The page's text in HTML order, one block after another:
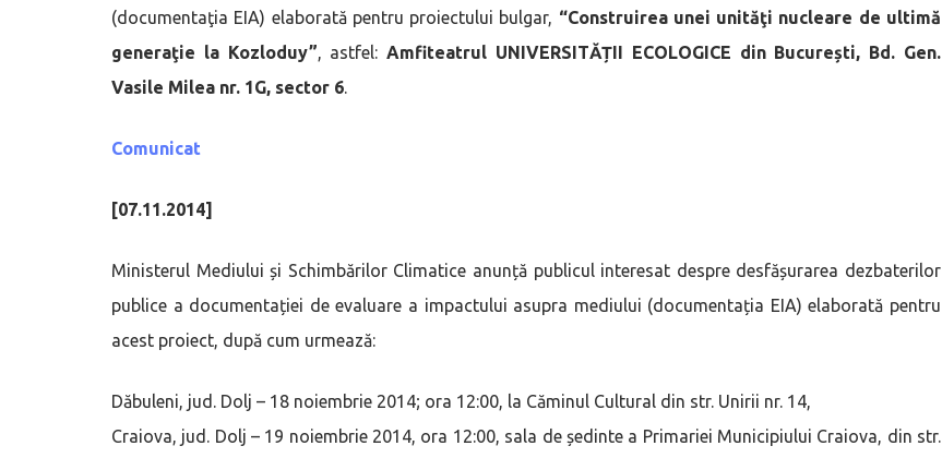
(documentaţia EIA) elaborată pentru proiectului bulgar, “Construirea unei unităţi nucleare de ultimă
generaţie la Kozloduy”, astfel:Amfiteatrul UNIVERSITĂȚII ECOLOGICE din București, Bd. Gen.
Vasile Milea nr. 1G, sector 6.
Comunicat
[07.11.2014]
Ministerul Mediului și Schimbărilor Climatice anunță publicul interesat despre desfășurarea dezbaterilor
publice a documentației de evaluare a impactului asupra mediului (documentația EIA) elaborată pentru
acest proiect, după cum urmează:
Dăbuleni, jud. Dolj – 18 noiembrie 2014; ora 12:00, la Căminul Cultural din str. Unirii nr. 14,
Craiova, jud. Dolj – 19 noiembrie 2014, ora 12:00, sala de ședinte a Primariei Municipiului Craiova, din str.